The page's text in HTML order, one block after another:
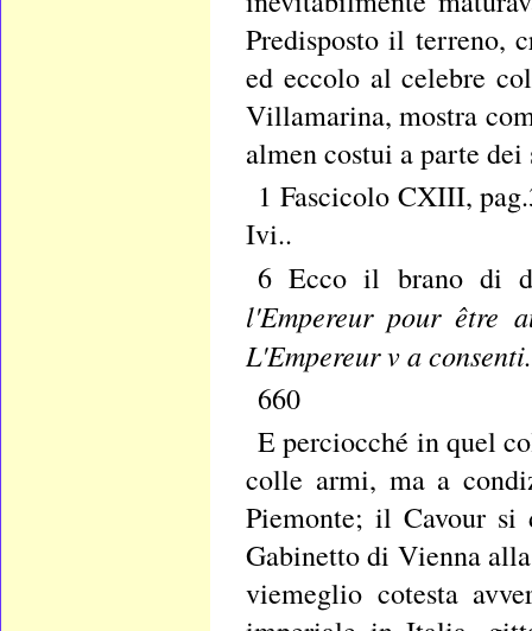
Predisposto il terreno,
ed eccolo al celebre
Villamarina, mostra
almen costui a parte
1 Fascicolo CXIII,
Ivi..
6 Ecco il brano di
l'Empereur pour être
L'Empereur v a
660
E perciocché in quel
colle armi, ma a
Piemonte; il Cavour
Gabinetto di Vienna
viemeglio cotesta